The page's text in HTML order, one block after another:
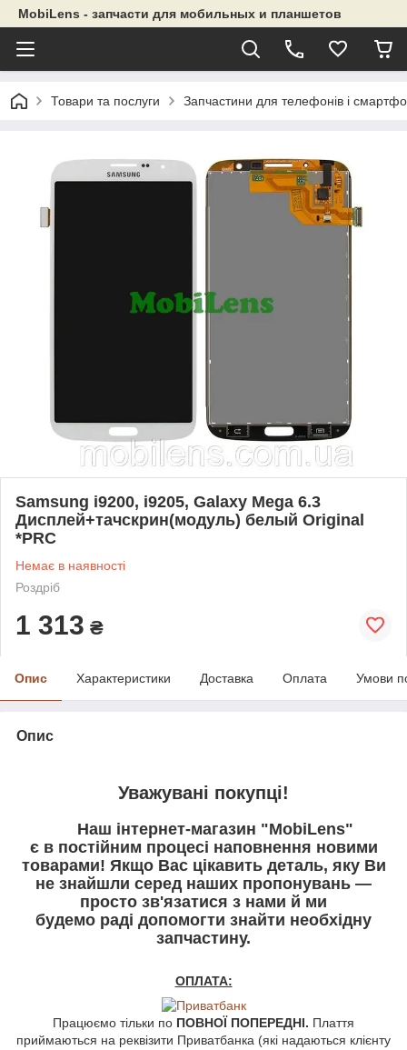
MobiLens - запчасти для мобильных и планшетов
Товари та послуги Запчастини для телефонів і
Samsung i9200, i9205, Galaxy Mega 6.3
Дисплей+тачскрин(модуль) белый Original
*PRC
Немає в наявності
Роздріб
1 313 ₴
Опис Характеристики Доставка Оплата Умови
Опис
Уважувані покупці!
Наш інтернет-магазин "MobiLens"
є в постійним процесі наповнення новими
товарами! Якщо Вас цікавить деталь, яку Ви
не знайшли серед наших пропонувань —
просто зв'язатися з нами й ми
будемо раді допомогти знайти необхідну
запчастину.
ОПЛАТА:
Працюємо тільки по ПОВНОЇ ПОПЕРЕДНІ. Плаття
приймаються на реквізити Приватбанка (які надаються клієнту